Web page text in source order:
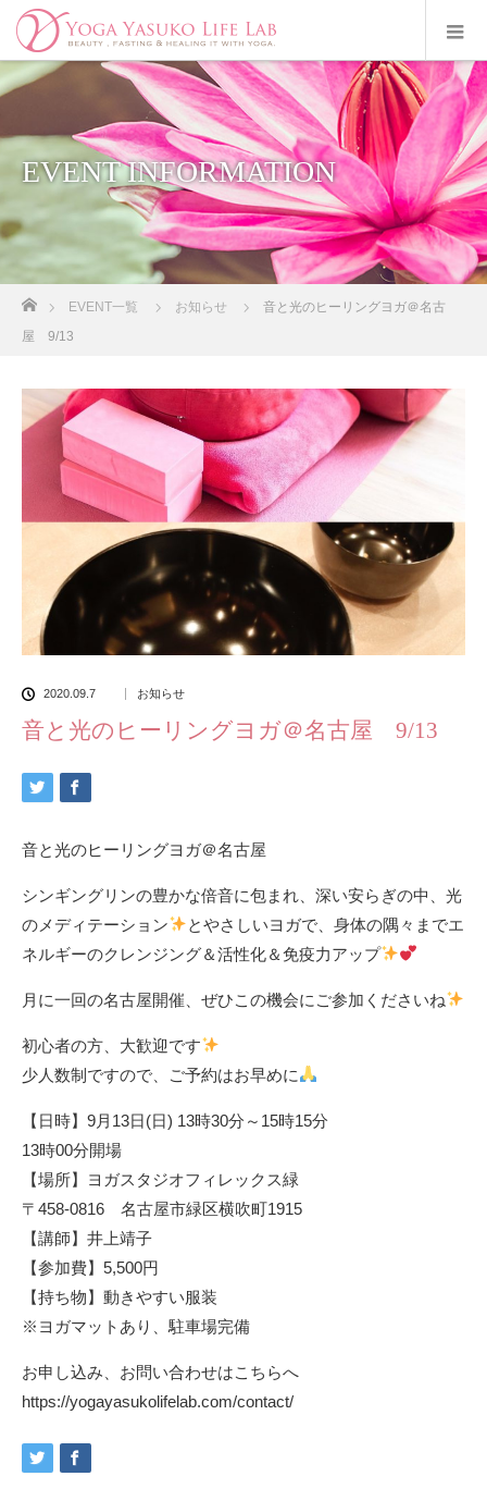
EVENT INFORMATION
EVENT一覧 お知らせ
音と光のヒーリングヨガ＠名古
屋 9/13
2020.09.7 お知らせ
音と光のヒーリングヨガ＠名古屋 9/13
音と光のヒーリングヨガ＠名古屋
シンギングリンの豊かな倍音に包まれ、深い安らぎの中、光
のメディテーション
とやさしいヨガで、身体の隅々までエ
ネルギーのクレンジング＆活性化＆免疫力アップ
月に一回の名古屋開催、ぜひこの機会にご参加くださいね
初心者の方、大歓迎です
少人数制ですので、ご予約はお早めに
【日時】9月13日(日) 13時30分～15時15分
13時00分開場
【場所】ヨガスタジオフィレックス緑
〒458-0816 名古屋市緑区横吹町1915
【講師】井上靖子
【参加費】5,500円
【持ち物】動きやすい服装
※ヨガマットあり、駐車場完備
お申し込み、お問い合わせはこちらへ
https://yogayasukolifelab.com/contact/